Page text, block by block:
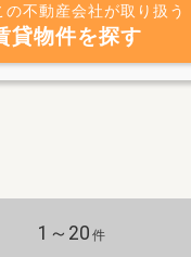
の不動産会社が取り扱う
貸物件を探す
1～20 件